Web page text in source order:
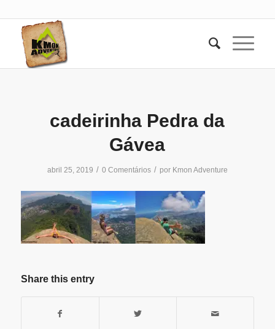
cadeirinha Pedra da
Gávea
abril 25, 2019 / 0 Comentários / por Kmon Adventure
Share this entry